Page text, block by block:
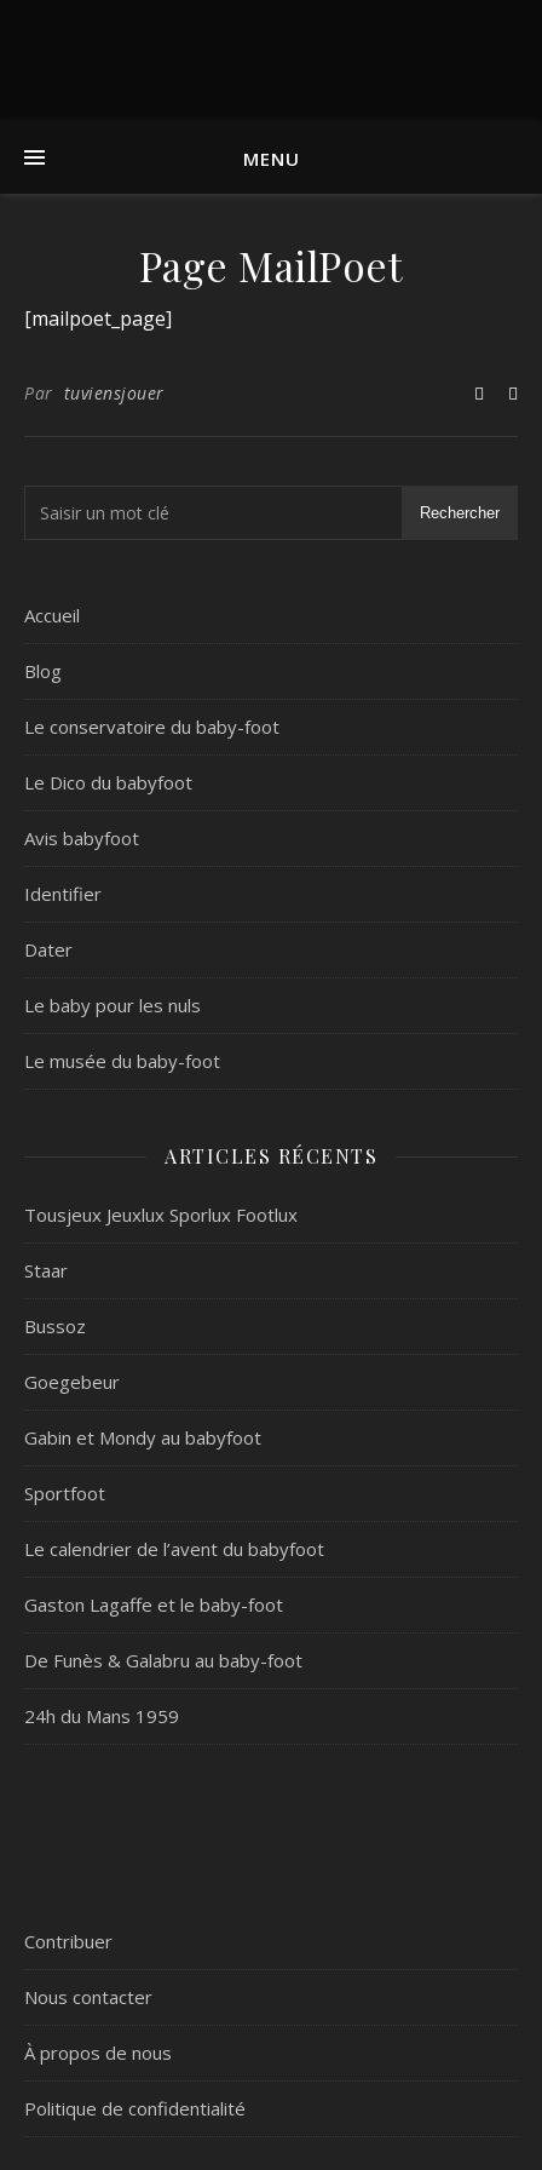
MENU
Page MailPoet
[mailpoet_page]
Par tuviensjouer
Rechercher
Accueil
Blog
Le conservatoire du baby-foot
Le Dico du babyfoot
Avis babyfoot
Identifier
Dater
Le baby pour les nuls
Le musée du baby-foot
ARTICLES RÉCENTS
Tousjeux Jeuxlux Sporlux Footlux
Staar
Bussoz
Goegebeur
Gabin et Mondy au babyfoot
Sportfoot
Le calendrier de l’avent du babyfoot
Gaston Lagaffe et le baby-foot
De Funès & Galabru au baby-foot
24h du Mans 1959
Contribuer
Nous contacter
À propos de nous
Politique de confidentialité